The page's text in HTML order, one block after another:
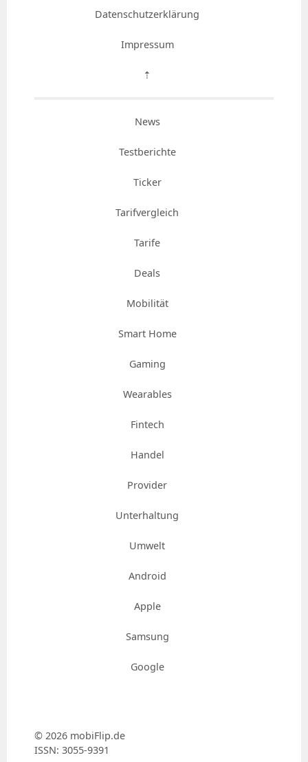
Datenschutzerklärung
Impressum
⇡
News
Testberichte
Ticker
Tarifvergleich
Tarife
Deals
Mobilität
Smart Home
Gaming
Wearables
Fintech
Handel
Provider
Unterhaltung
Umwelt
Android
Apple
Samsung
Google
© 2026 mobiFlip.de
ISSN: 3055-9391